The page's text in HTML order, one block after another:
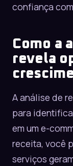
confiança
Como a
revela
A análise de
para
em um e-
receita, você
serviços